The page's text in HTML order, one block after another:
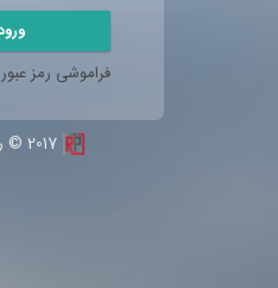
فراموشی رمز عبور